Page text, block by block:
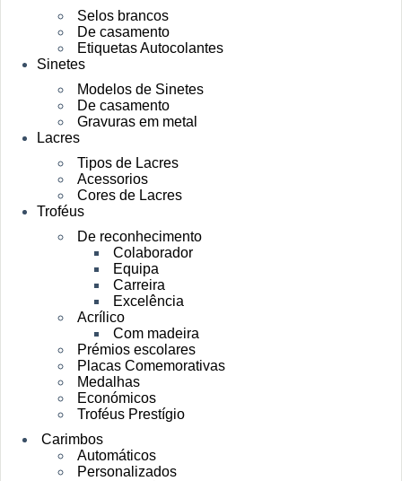
Selos brancos
De casamento
Etiquetas Autocolantes
Sinetes
Modelos de Sinetes
De casamento
Gravuras em metal
Lacres
Tipos de Lacres
Acessorios
Cores de Lacres
Troféus
De reconhecimento
Colaborador
Equipa
Carreira
Excelência
Acrílico
Com madeira
Prémios escolares
Placas Comemorativas
Medalhas
Económicos
Troféus Prestígio
Carimbos
Automáticos
Personalizados